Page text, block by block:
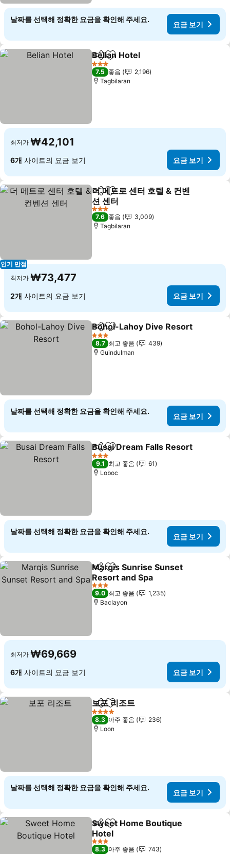
날짜를 선택해 정확한 요금을 확인해 주세요.
요금 보기
공유 즐겨찾기에 추가
Belian Hotel
3 성급
7.5 좋음
2,196
Tagbilaran
최저가 ₩42,101
6개 사이트의 요금 보기 요금 보기
인기 만점
공유 즐겨찾기에 추가
더 메트로 센터 호텔 & 컨벤
션 센터
요금 보기
3 성급
7.6 좋음
3,009
Tagbilaran
최저가 ₩73,477
2개 사이트의 요금 보기 요금 보기
공유 즐겨찾기에 추가
Bohol-Lahoy Dive Resort
3 성급
8.7 최고 좋음
439
Guindulman
날짜를 선택해 정확한 요금을 확인해 주세요.
요금 보기
공유 즐겨찾기에 추가
Busai Dream Falls Resort
3 성급
9.1 최고 좋음
61
Loboc
날짜를 선택해 정확한 요금을 확인해 주세요.
요금 보기
공유 즐겨찾기에 추가
Marqis Sunrise Sunset
Resort and Spa
요금 보기
3 성급
9.0 최고 좋음
1,235
Baclayon
최저가 ₩69,669
6개 사이트의 요금 보기 요금 보기
공유 즐겨찾기에 추가
보포 리조트
4 성급
8.3 아주 좋음
236
Loon
날짜를 선택해 정확한 요금을 확인해 주세요.
요금 보기
공유 즐겨찾기에 추가
Sweet Home Boutique
Hotel
요금 보기
3 성급
8.3 아주 좋음
743